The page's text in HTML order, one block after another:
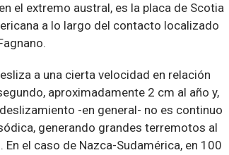
el extremo austral, es la placa de Scotia
a lo largo del contacto localizado
a una cierta velocidad en relación
aproximadamente 2 cm al año y,
-en general- no es continuo
generando grandes terremotos al
En el caso de Nazca-Sudamérica, en 100